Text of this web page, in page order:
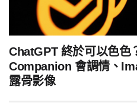
ChatGPT 終於可以色色
Companion 會調情、
露骨影像